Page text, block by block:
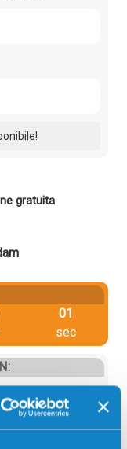
gratuita
01
sec